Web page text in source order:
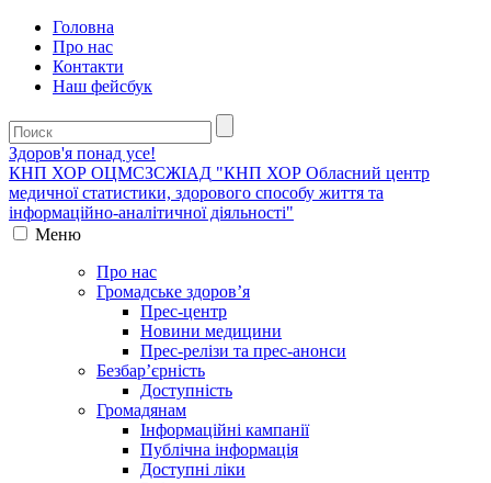
Головна
Про нас
Контакти
Наш фейсбук
Здоров'я понад усе!
КНП ХОР ОЦМСЗСЖIАД "КНП ХОР Обласний центр
медичної статистики, здорового способу життя та
інформаційно-аналітичної діяльності"
Меню
Про нас
Громадське здоров’я
Прес-центр
Новини медицини
Прес-релізи та прес-анонси
Безбар’єрність
Доступність
Громадянам
Інформаційні кампанії
Публічна інформація
Доступні ліки